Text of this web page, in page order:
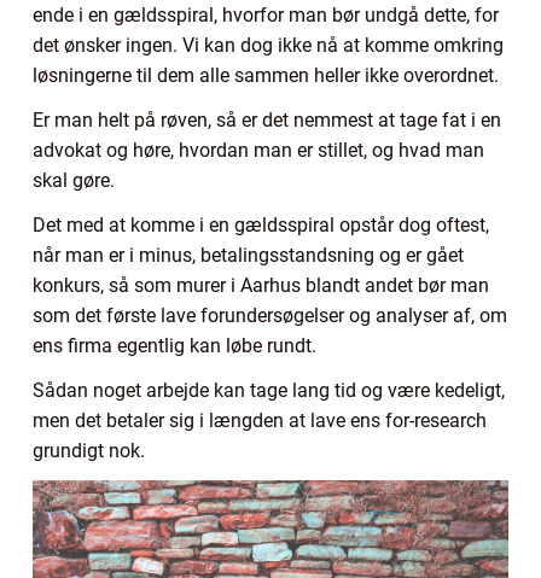
ende i en gældsspiral, hvorfor man bør undgå dette, for
det ønsker ingen. Vi kan dog ikke nå at komme omkring
løsningerne til dem alle sammen heller ikke overordnet.
Er man helt på røven, så er det nemmest at tage fat i en
advokat og høre, hvordan man er stillet, og hvad man
skal gøre.
Det med at komme i en gældsspiral opstår dog oftest,
når man er i minus, betalingsstandsning og er gået
konkurs, så som murer i Aarhus blandt andet bør man
som det første lave forundersøgelser og analyser af, om
ens firma egentlig kan løbe rundt.
Sådan noget arbejde kan tage lang tid og være kedeligt,
men det betaler sig i længden at lave ens for-research
grundigt nok.